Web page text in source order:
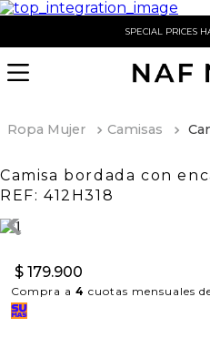
SPECIAL PRICES
Ropa Mujer Camisas
Camisa bordada con
REF: 412H318
$ 179.900
Compra a 4 cuotas mensuales